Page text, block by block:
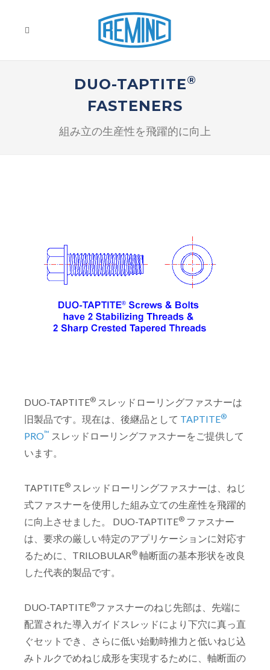
DUO-TAPTITE®
FASTENERS
組み立の生産性を飛躍的に向上
DUO-TAPTITE® スレッドローリングファスナーは
旧製品です。現在は、後継品として TAPTITE®
PRO™ スレッドローリングファスナーをご提供して
います。
TAPTITE® スレッドローリングファスナーは、ねじ
式ファスナーを使用した組み立ての生産性を飛躍的
に向上させました。 DUO-TAPTITE® ファスナー
は、要求の厳しい特定のアプリケーションに対応す
るために、TRILOBULAR® 軸断面の基本形状を改良
した代表的製品です。
DUO-TAPTITE®ファスナーのねじ先部は、先端に
配置された導入ガイドスレッドにより下穴に真っ直
ぐセットでき、さらに低い始動時推力と低いねじ込
みトルクでめねじ成形を実現するために、軸断面の